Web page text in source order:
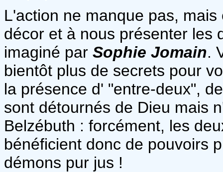
L'action ne manque pas,
décor et à nous présenter les
imaginé par Sophie Jomain.
bientôt plus de secrets pour
la présence d' "entre-deux",
sont détournés de Dieu mais
Belzébuth : forcément, les
bénéficient donc de pouvoirs
démons pur jus !